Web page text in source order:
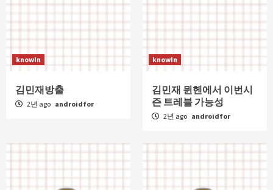
knowIn
김민재방출
2년 ago androidfor
knowIn
김민재 뮌헨에서 이번시
즌 트레블 가능성
2년 ago androidfor